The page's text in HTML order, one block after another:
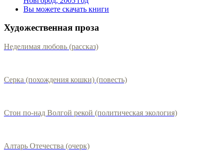
Вы можете скачать книги
Художественная проза
Неделимая любовь (рассказ)
Серка (похождения кошки) (повесть)
Стон по-над Волгой рекой (политическая экология)
Алтарь Отечества (очерк)